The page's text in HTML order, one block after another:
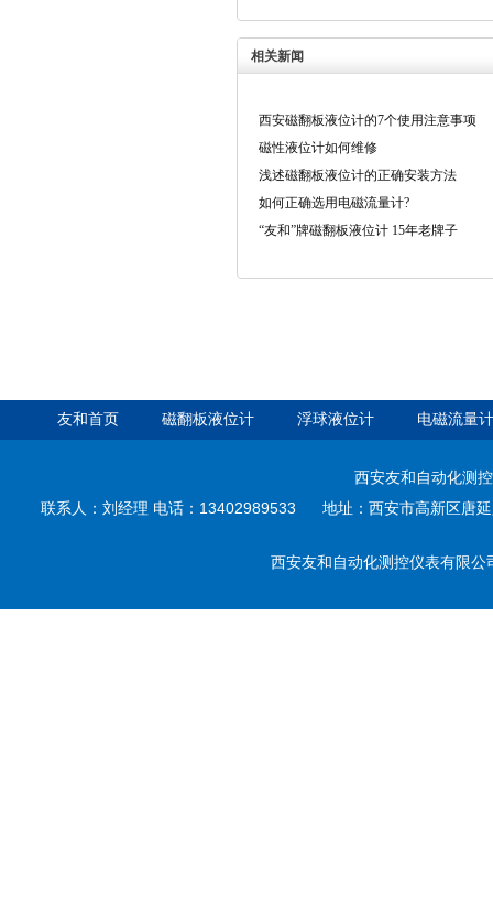
相关新闻
西安磁翻板液位计的7个使用注意事项
磁性液位计如何维修
浅述磁翻板液位计的正确安装方法
如何正确选用电磁流量计?
“友和”牌磁翻板液位计 15年老牌子
友和首页 磁翻板液位计 浮球液位计 电磁流量计
西安友和自动化测
联系人：刘经理 电话：13402989533 地址：西安市高新区唐
西安友和自动化测控仪表有限公